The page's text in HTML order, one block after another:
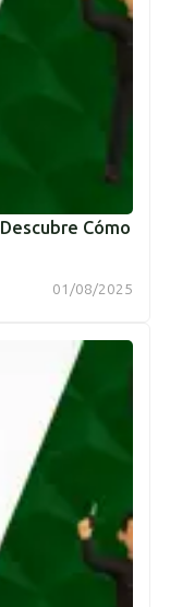
Cómo
01/08/2025